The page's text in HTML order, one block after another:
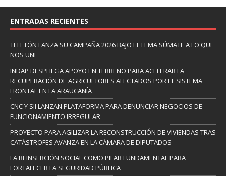
ENTRADAS RECIENTES
TELETÓN LANZA SU CAMPAÑA 2026 BAJO EL LEMA SÚMATE A LO QUE
NOS UNE
INDAP DESPLIEGA APOYO EN TERRENO PARA ACELERAR LA
RECUPERACIÓN DE AGRICULTORES AFECTADOS POR EL SISTEMA
FRONTAL EN LA ARAUCANÍA
CNC Y SII LANZAN PLATAFORMA PARA DENUNCIAR NEGOCIOS DE
FUNCIONAMIENTO IRREGULAR
PROYECTO PARA AGILIZAR LA RECONSTRUCCIÓN DE VIVIENDAS TRAS
CATÁSTROFES AVANZA EN LA CÁMARA DE DIPUTADOS
LA REINSERCIÓN SOCIAL COMO PILAR FUNDAMENTAL PARA
FORTALECER LA SEGURIDAD PÚBLICA